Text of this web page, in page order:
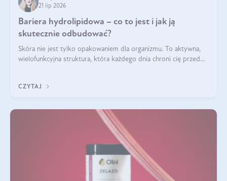
21 lip 2026
Bariera hydrolipidowa – co to jest i jak ją
skutecznie odbudować?
Skóra nie jest tylko opakowaniem dla organizmu. To aktywna,
wielofunkcyjna struktura, która każdego dnia chroni cię przed
bariera hydrolipidowa.
CZYTAJ